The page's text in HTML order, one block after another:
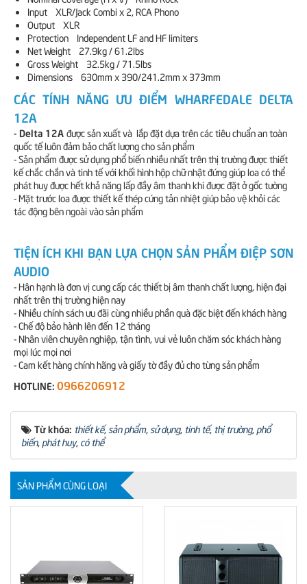
Input XLR/Jack Combi x 2, RCA Phono
Output XLR
Protection Independent LF and HF limiters
Net Weight 27.9kg / 61.2lbs
Gross Weight 32.5kg / 71.5lbs
Dimensions 630mm x 390/241.2mm x 373mm
CÁC TÍNH NĂNG ƯU ĐIỂM WHARFEDALE DELTA
12A
- Delta 12A được sản xuất và lắp đặt dựa trên các tiêu chuẩn an toàn
quốc tế luôn đảm bảo chất lượng cho sản phẩm
- Sản phẩm được sử dụng phổ biến nhiều nhất trên thị trường được thiết
kế chắc chắn và tinh tế với khối hình hộp chữ nhật đứng giúp loa có thể
phát huy được hết khả năng lấp đầy âm thanh khi được đặt ở gốc tường
- Mặt trước loa được thiết kế thép cứng tản nhiệt giúp bảo vệ khỏi các
tác động bên ngoài vào sản phẩm
TIỆN ÍCH KHI BẠN LỰA CHỌN SẢN PHẨM ĐIỆP SƠN
AUDIO
- Hân hạnh là đơn vị cung cấp các thiết bị âm thanh chất lượng, hiện đại
nhất trên thị trường hiện nay
- Nhiều chính sách ưu đãi cùng nhiều phần quà đặc biệt đến khách hàng
- Chế độ bảo hành lên đến 12 tháng
- Nhân viên chuyên nghiệp, tận tình, vui vẻ luôn chăm sóc khách hàng
mọi lúc mọi nơi
- Cam kết hàng chính hãng và giấy tờ đầy đủ cho từng sản phẩm
HOTLINE: 0966206912
Từ khóa: thiết kế,sản phẩm, sử dụng, tinh tế, thị trường, phổ
biến, phát huy, có thể
SẢN PHẨM CÙNG LOẠI